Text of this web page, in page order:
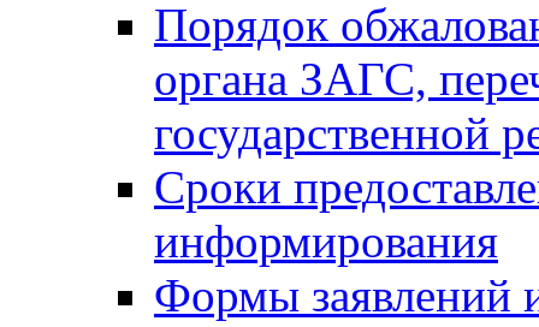
Порядок
органа ЗАГС,
государственной
Сроки
информирования
Формы заявлений